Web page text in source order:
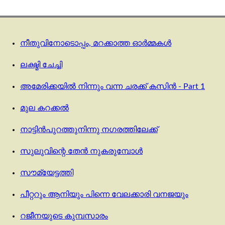
നീതുവിനോടൊപ്പം, മറക്കാത്ത ഓർമ്മകൾ
ലക്ഷ്മി ചേച്ചി
അമേരിക്കയിൽ നിന്നും വന്ന ചരക്ക് കസിൻ - Part 1
മുല കറക്കല്‍
നാട്ടിൻപുറത്തുനിന്നു നഗരത്തിലേക്ക്
സുലുവിന്റെ തേൻ നുകരുമ്പോൾ
സൗമ്യേട്ടത്തി
പീറ്ററും ആനിയും പിന്നെ വേലക്കാരി വനജയും
റജീനയുടെ കുമ്പസാരം